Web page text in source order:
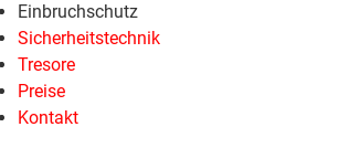
Einbruchschutz
Sicherheitstechnik
Tresore
Preise
Kontakt